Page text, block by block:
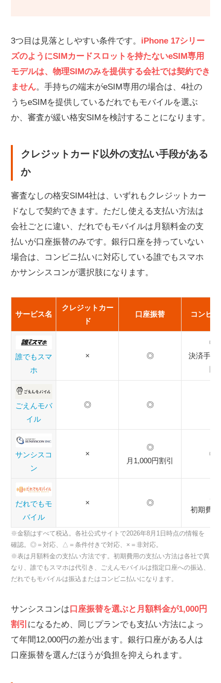
3つ目は見落としやすい条件です。 iPhone 17シリー
ズのようにSIMカードスロットを持たないeSIM専用
モデルは、物理SIMのみを提供する会社では契約でき
ません。手持ちの端末がeSIM専用の場合は、4社の
うちeSIMを提供しているだれでもモバイルを選ぶ
か、審査が緩い格安SIMを検討することになります。
クレジットカード以外の支払い手段がある
か
審査なしの格安SIM4社は、いずれもクレジットカー
ドなしで契約できます。ただし使える支払い方法は
会社ごとに違い、だれでもモバイルは月額料金の支
払いが口座振替のみです。銀行口座を持っていない
場合は、コンビニ払いに対応している誰でもスマホ
かサンシスコンが選択肢になります。
サービス名
クレジットカー
ド
口座振替 コンビ
誰でもスマ
ホ
× ◎
◎
決済手数
円
ごえんモバ
イル
◎ ◎
サンシスコ
ン
×
◎
月1,000円割引
◎
だれでもモ
バイル
× ◎
初期費
※金額はすべて税込。各社公式サイトで2026年8月1日時点の情報を
確認。◎＝対応、△＝条件付きで対応、×＝非対応。
※表は月額料金の支払い方法です。初期費用の支払い方法は各社で異
なり、誰でもスマホは代引き、ごえんモバイルは指定口座への振込、
だれでもモバイルは振込またはコンビニ払いになります。
サンシスコンは口座振替を選ぶと月額料金が1,000円
割引 になるため、同じプランでも支払い方法によっ
て年間12,000円の差が出ます。銀行口座がある人は
口座振替を選んだほうが負担を抑えられます。